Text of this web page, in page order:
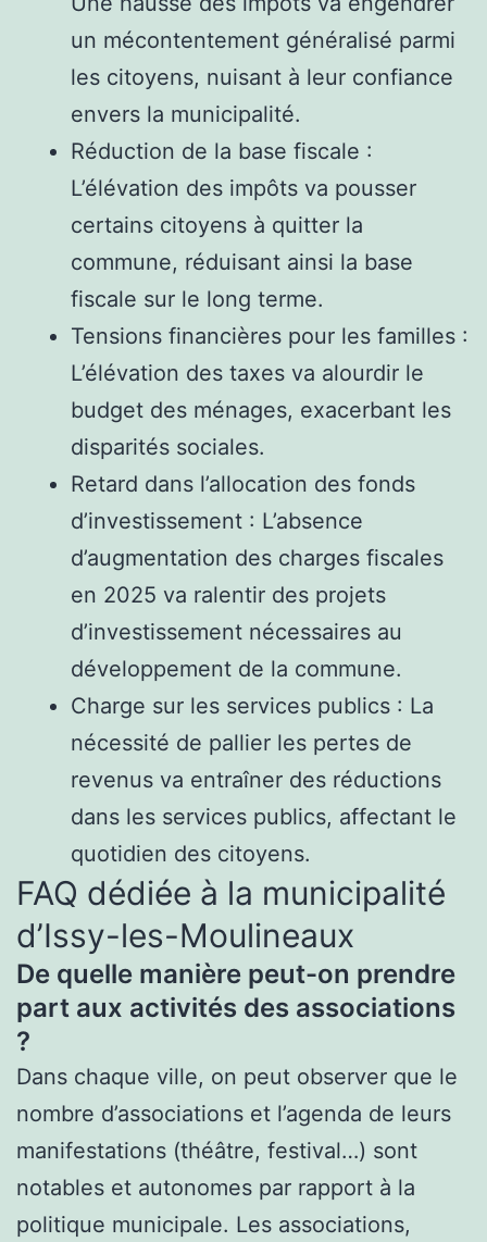
un mécontentement généralisé parmi
les citoyens, nuisant à leur confiance
envers la municipalité.
Réduction de la base fiscale :
L’élévation des impôts va pousser
certains citoyens à quitter la
commune, réduisant ainsi la base
fiscale sur le long terme.
Tensions financières pour les familles :
L’élévation des taxes va alourdir le
budget des ménages, exacerbant les
disparités sociales.
Retard dans l’allocation des fonds
d’investissement : L’absence
d’augmentation des charges fiscales
en 2025 va ralentir des projets
d’investissement nécessaires au
développement de la commune.
Charge sur les services publics : La
nécessité de pallier les pertes de
revenus va entraîner des réductions
dans les services publics, affectant le
quotidien des citoyens.
FAQ dédiée à la municipalité
d’Issy-les-Moulineaux
De quelle manière peut-on prendre
part aux activités des associations
?
Dans chaque ville, on peut observer que le
nombre d’associations et l’agenda de leurs
manifestations (théâtre, festival…) sont
notables et autonomes par rapport à la
politique municipale. Les associations,